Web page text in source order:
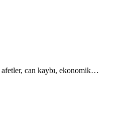
afetler, can kaybı, ekonomik…